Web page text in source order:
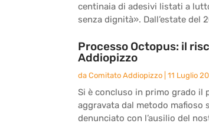
centinaia di adesivi listati a
senza dignità». Dall’estate del
Processo Octopus: il
Addiopizzo
da Comitato Addiopizzo 11 Luglio
Si è concluso in primo grado
aggravata dal metodo mafioso
denunciato con l’ausilio del